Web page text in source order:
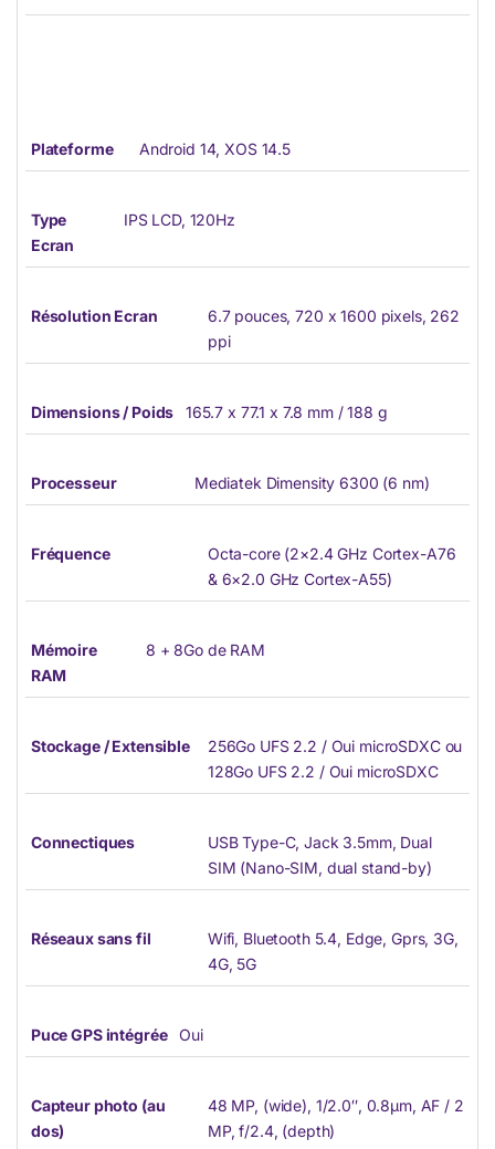
Plateforme Android 14, XOS 14.5
Type
Ecran
IPS LCD, 120Hz
Résolution Ecran
6.7 pouces, 720 x 1600 pixels, 262
ppi
Dimensions / Poids 165.7 x 77.1 x 7.8 mm / 188 g
Processeur Mediatek Dimensity 6300 (6 nm)
Fréquence
Octa-core (2×2.4 GHz Cortex-A76
& 6×2.0 GHz Cortex-A55)
Mémoire
RAM
8 + 8Go de RAM
Stockage / Extensible
256Go UFS 2.2 / Oui microSDXC ou
128Go UFS 2.2 / Oui microSDXC
Connectiques
USB Type-C, Jack 3.5mm, Dual
SIM (Nano-SIM, dual stand-by)
Réseaux sans fil
Wifi, Bluetooth 5.4, Edge, Gprs, 3G,
4G, 5G
Puce GPS intégrée Oui
Capteur photo (au
dos)
48 MP, (wide), 1/2.0″, 0.8µm, AF / 2
MP, f/2.4, (depth)